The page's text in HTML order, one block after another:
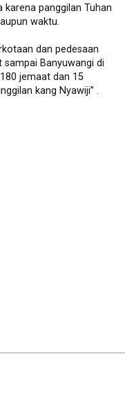
panggilan Tuhan
waktu.
dan pedesaan
Banyuwangi di
jemaat dan 15
kang Nyawiji” .